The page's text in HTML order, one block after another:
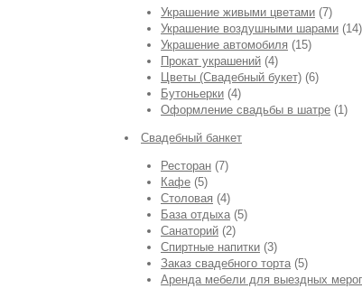
Украшение живыми цветами (7)
Украшение воздушными шарами (14)
Украшение автомобиля (15)
Прокат украшений (4)
Цветы (Свадебный букет) (6)
Бутоньерки (4)
Оформление свадьбы в шатре (1)
Свадебный банкет
Ресторан (7)
Кафе (5)
Столовая (4)
База отдыха(5)
Санаторий (2)
Спиртные напитки (3)
Заказ свадебного торта(5)
Аренда мебели для выездных